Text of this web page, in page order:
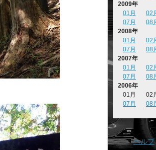
2009年
01月
02
07月
08
2008年
01月
02
07月
08
2007年
01月
02
07月
08
2006年
01月
02
07月
08
ヘルプ